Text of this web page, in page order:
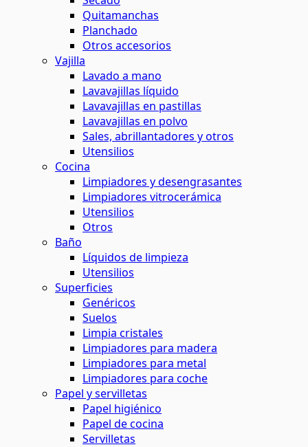
Quitamanchas
Planchado
Otros accesorios
Vajilla
Lavado a mano
Lavavajillas líquido
Lavavajillas en pastillas
Lavavajillas en polvo
Sales, abrillantadores y otros
Utensilios
Cocina
Limpiadores y desengrasantes
Limpiadores vitrocerámica
Utensilios
Otros
Baño
Líquidos de limpieza
Utensilios
Superficies
Genéricos
Suelos
Limpia cristales
Limpiadores para madera
Limpiadores para metal
Limpiadores para coche
Papel y servilletas
Papel higiénico
Papel de cocina
Servilletas